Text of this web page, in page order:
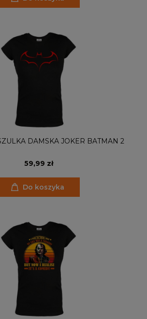
DAMSKA JOKER BATMAN 2
59,99 zł
Do koszyka